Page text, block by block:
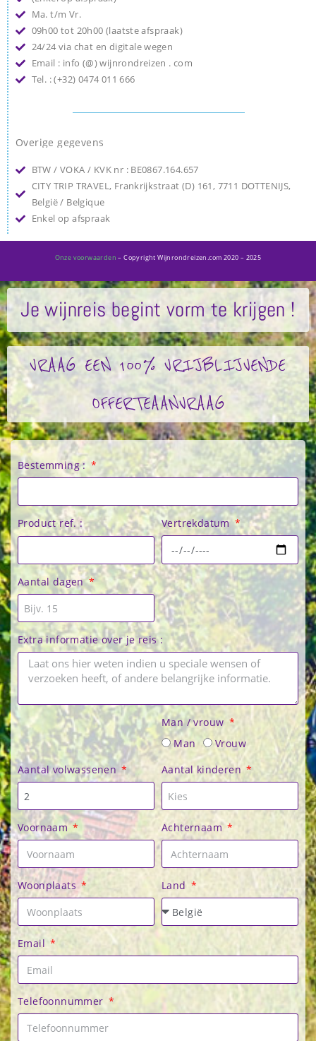
Ma. t/m Vr.
09h00 tot 20h00 (laatste afspraak)
24/24 via chat en digitale wegen
Email : info (@) wijnrondreizen . com
Tel. : (+32) 0474 011 666
Overige gegevens
BTW / VOKA / KVK nr : BE0867.164.657
CITY TRIP TRAVEL, Frankrijkstraat (D) 161, 7711 DOTTENIJS,
België / Belgique
Enkel op afspraak
Onze voorwaarden – Copyright Wijnrondreizen.com 2020 – 2025
Je wijnreis begint vorm te krijgen !
VRAAG EEN 100% VRIJBLIJVENDE
OFFERTEAANVRAAG
Bestemming :
Product ref. : Vertrekdatum
Aantal dagen
Extra informatie over je reis :
Man / vrouw
Man
Vrouw
Aantal volwassenen
Aantal kinderen
Voornaam Achternaam
Woonplaats Land
Email
Telefoonnummer